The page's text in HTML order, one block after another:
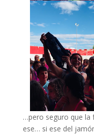
…pero seguro que la
ese… si ese del